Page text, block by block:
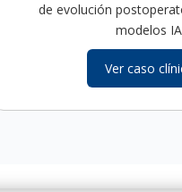
de evolución
modelos
Ver caso